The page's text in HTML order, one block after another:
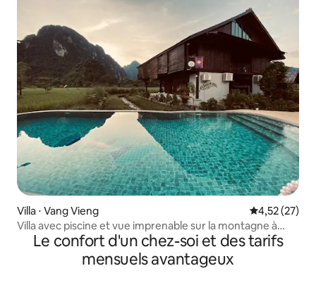
Villa ⋅ Vang Vieng Évaluation
4,52 (27)
Villa avec piscine et vue imprenable sur la montagne à
Dalasone
Le confort d'un chez-soi et des tarifs
mensuels avantageux